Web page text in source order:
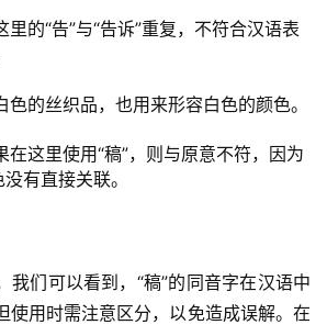
里的“告”与“告诉”重复，不符合汉语表
色的丝织品，也用来形容白色的颜色。
在这里使用“稿”，则与原意不符，因为
有直接关联。
们可以看到，“稿”的同音字在汉语中
使用时需注意区分，以免造成误解。在